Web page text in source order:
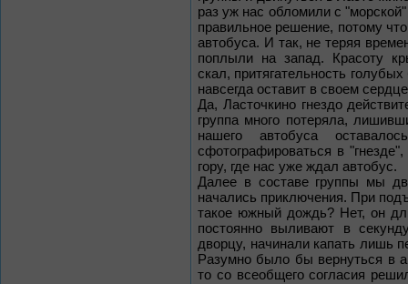
раз уж нас обломили с
правильное решение, потому
автобуса. И так, не теряя
поплыли на запад. Красоту
скал, притягательность
навсегда оставит в своем
Да, Ласточкино гнездо
группа много потеряла,
нашего автобуса
сфотографироваться в
гору, где нас уже ждал автобус.
Далее в составе группы мы
начались приключения. При
такое южный дождь? Нет, он
постоянно выливают в
дворцу, начинали капать лишь
Разумно было бы вернуться в
то со всеобщего согласия